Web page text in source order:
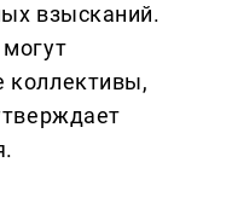
взысканий.
коллективы,